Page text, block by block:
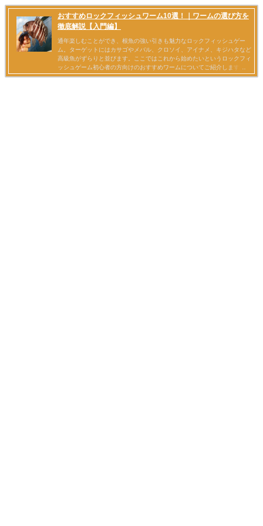
おすすめロックフィッシュワーム10選！｜ワームの選び方を
徹底解説【入門編】
通年楽しむことができ、根魚の強い引きも魅力なロックフィッシュゲー
ム。ターゲットにはカサゴやメバル、クロソイ、アイナメ、キジハタなど
高級魚がずらりと並びます。ここではこれから始めたいというロックフィ
ッシュゲーム初心者の方向けのおすすめワームについてご紹介します。